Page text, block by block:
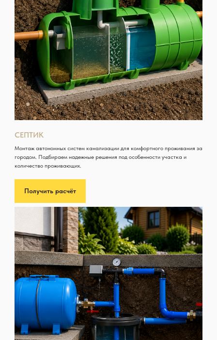
СЕПТИК
Монтаж автономных систем канализации для комфортного проживания за
городом. Подбираем надежные решения под особенности участка и
количество проживающих.
Получить расчёт